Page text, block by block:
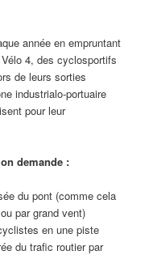
année en empruntant
4, des cyclosportifs
de leurs sorties
industrialo-portuaire
pour leur
demande :
du pont (comme cela
par grand vent)
en une piste
du trafic routier par